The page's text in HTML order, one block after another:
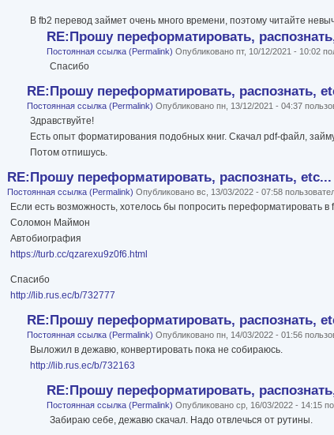
В fb2 перевод займет очень много времени, поэтому читайте
RE:Прошу переформатировать,
Постоянная ссылка (Permalink) Опубликовано пт, 10/12/2021 - 10:02
Спасибо
RE:Прошу переформатировать, распознать,
Постоянная ссылка (Permalink) Опубликовано пн, 13/12/2021 - 04:37
Здравствуйте!
Есть опыт форматирования подобных книг. Скачал pdf-файл,
Потом отпишусь.
RE:Прошу переформатировать, распознать, etc...
Постоянная ссылка (Permalink) Опубликовано вс, 13/03/2022 - 07:58
Если есть возможность, хотелось бы попросить переформатировать в
Соломон Маймон
Автобиография
https://turb.cc/qzarexu9z0f6.html
Спасибо
http://lib.rus.ec/b/732777
RE:Прошу переформатировать, распознать,
Постоянная ссылка (Permalink) Опубликовано пн, 14/03/2022 - 01:56
Выложил в дежавю, конвертировать пока не собираюсь.
http://lib.rus.ec/b/732163
RE:Прошу переформатировать,
Постоянная ссылка (Permalink) Опубликовано ср, 16/03/2022 - 14:15
Забираю себе, дежавю скачал. Надо отвлечься от рутины.